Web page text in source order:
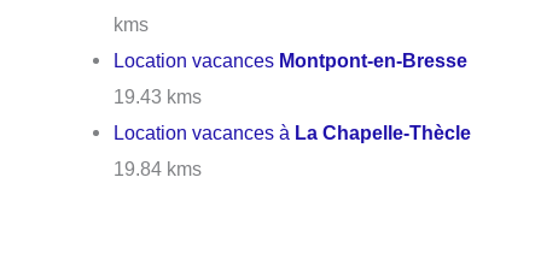
kms
Location vacances Montpont-en-Bresse
19.43 kms
Location vacances à La Chapelle-Thècle
19.84 kms